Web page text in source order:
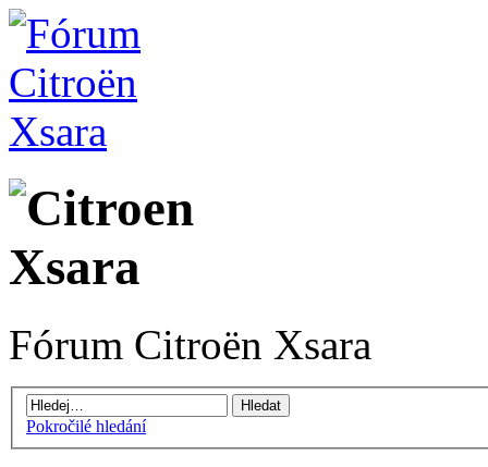
Fórum Citroën Xsara
Pokročilé hledání